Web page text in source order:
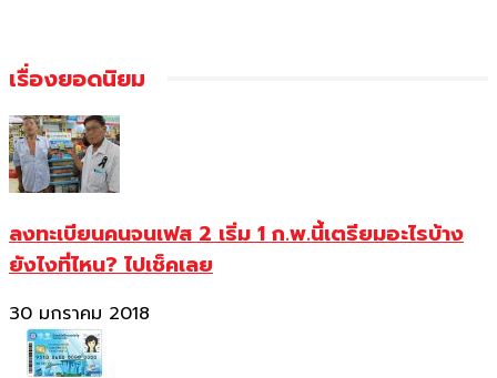
เรื่องยอดนิยม
ลงทะเบียนคนจนเฟส 2 เริ่ม 1 ก.พ.นี้เตรียมอะไรบ้าง
ยังไงที่ไหน? ไปเช็คเลย
30 มกราคม 2018